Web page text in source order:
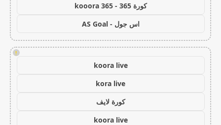
كورة 365 - kooora 365
اس جول - AS Goal
!
koora live
kora live
كورة لايف
koora live